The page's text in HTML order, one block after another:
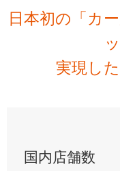
日本初の「カ
実現し
国内店舗数